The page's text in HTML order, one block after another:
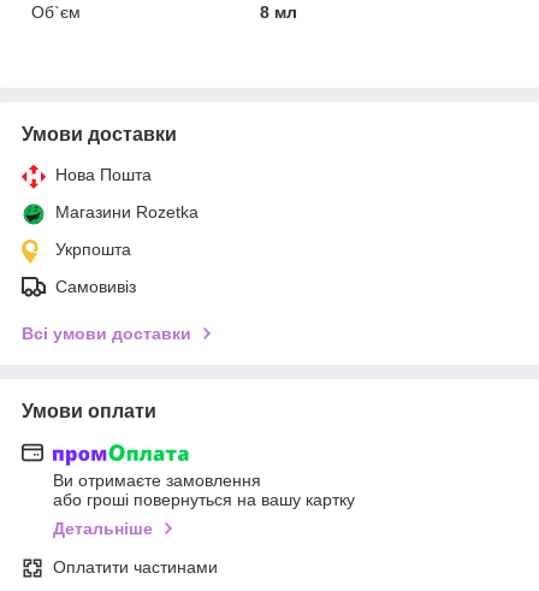
Об`єм
8 мл
Умови доставки
Нова Пошта
Магазини Rozetka
Укрпошта
Самовивіз
Всі умови доставки
Умови оплати
Ви отримаєте замовлення
або гроші повернуться на вашу картку
Детальніше
Оплатити частинами